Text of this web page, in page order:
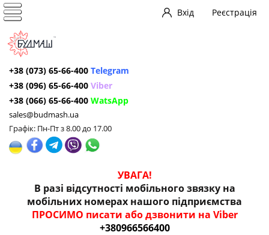
Вхід Реєстрація
+38 (073) 65-66-400 Telegram
+38 (096) 65-66-400 Viber
+38 (066) 65-66-400 WatsApp
sales@budmash.ua
Графік: Пн-Пт з 8.00 до 17.00
УВАГА!
В разі відсутності мобільного звязку на
мобільних номерах нашого підприємства
ПРОСИМО писати або дзвонити на Viber
+380966566400